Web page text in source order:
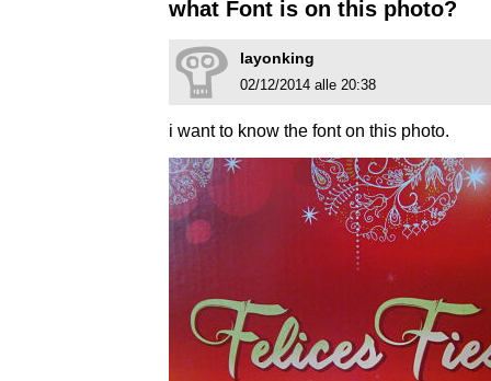
what Font is on this photo?
layonking
02/12/2014 alle 20:38
i want to know the font on this photo.